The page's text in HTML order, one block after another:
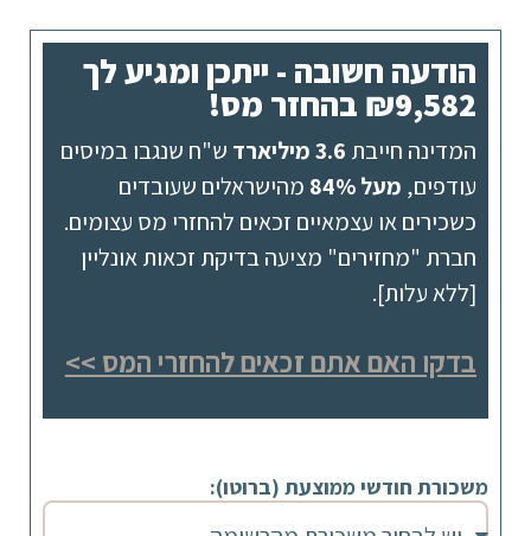
הודעה חשובה - ייתכן ומגיע לך
₪9,582 בהחזר מס!
המדינה חייבת 3.6 מיליארד
ש"ח שנגבו במיסים
עודפים, מעל 84%
מהישראלים שעובדים
כשכירים או עצמאיים זכאים להחזרי מס עצומים.
חברת "מחזירים" מציעה בדיקת זכאות אונליין
[ללא עלות].
בדקו האם אתם זכאים להחזרי המס >>
משכורת חודשי ממוצעת (ברוטו):